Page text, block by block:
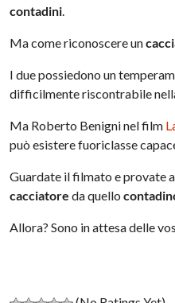
contadini.
Ma come riconoscere un
I due possiedono un
difficilmente riscontrabile
Ma Roberto Benigni nel film
può esistere fuoriclasse
Guardate il filmato e provate
cacciatoreda quello
Allora? Sono in attesa delle